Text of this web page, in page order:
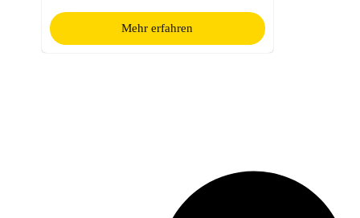
Mehr erfahren